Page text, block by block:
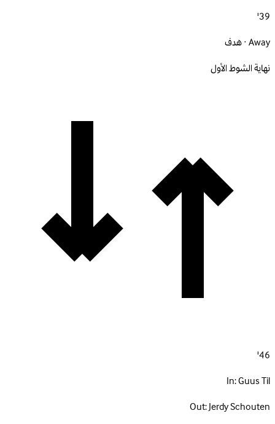
39'
Away · هدف
نهاية الشوط الأول
46'
In:Guus Til
Out:Jerdy Schouten